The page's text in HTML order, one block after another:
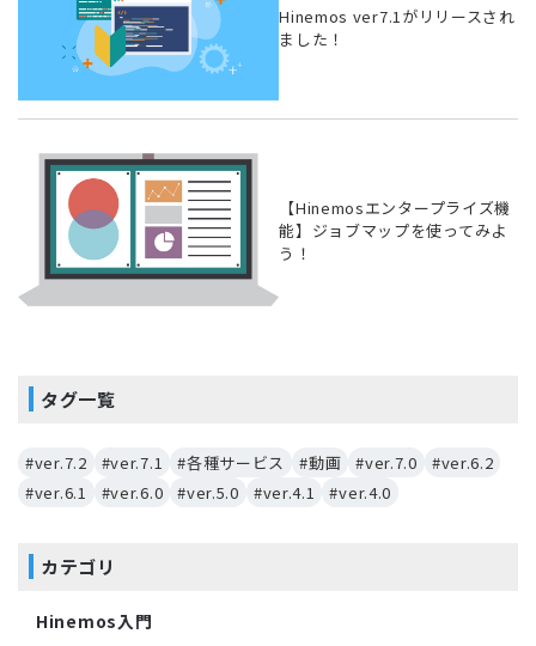
Hinemos ver7.1がリリースされ
ました！
【Hinemosエンタープライズ機
能】ジョブマップを使ってみよ
う！
タグ一覧
#ver.7.2 #ver.7.1 #各種サービス #動画 #ver.7.0
#ver.6.2
#ver.6.1
#ver.6.0 #ver.5.0 #ver.4.1 #ver.4.0
カテゴリ
Hinemos入門